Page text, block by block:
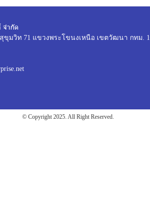
จำกัด
ขุมวิท 71 แขวงพระโขนงเหนือ เขตวัฒนา กทม.
© Copyright 2025. All Right Reserved.